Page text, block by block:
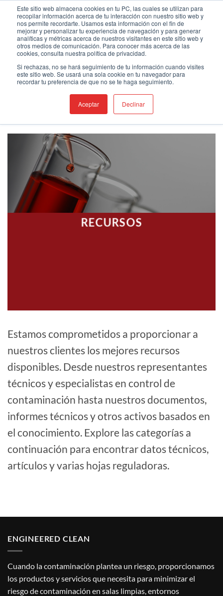
Este sitio web almacena cookies en tu PC, las cuales se utilizan para
recopilar información acerca de tu interacción con nuestro sitio web y
nos permite recordarte. Usamos esta información con el fin de
mejorar y personalizar tu experiencia de navegación y para generar
analíticas y métricas acerca de nuestros visitantes en este sitio web y
otros medios de comunicación. Para conocer más acerca de las
cookies, consulta nuestra política de privacidad.
Si rechazas, no se hará seguimiento de tu información cuando visites
este sitio web. Se usará una sola cookie en tu navegador para
recordar tu preferencia de que no se te haga seguimiento.
Aceptar Declinar
Saltar
contenido
Bienvenido a nuestro nuevo sitio web
RECURSOS
BASE DE CONOCIMIENTO
RECURSOS
Estamos comprometidos a proporcionar a
nuestros clientes los mejores recursos
disponibles. Desde nuestros representantes
técnicos y especialistas en control de
contaminación hasta nuestros documentos,
informes técnicos y otros activos basados ​​en
el conocimiento. Explore las categorías a
continuación para encontrar datos técnicos,
artículos y varias hojas reguladoras.
ENGINEERED CLEAN
Cuando la contaminación plantea un riesgo, proporcionamos
los productos y servicios que necesita para minimizar el
riesgo de contaminación en salas limpias, entornos